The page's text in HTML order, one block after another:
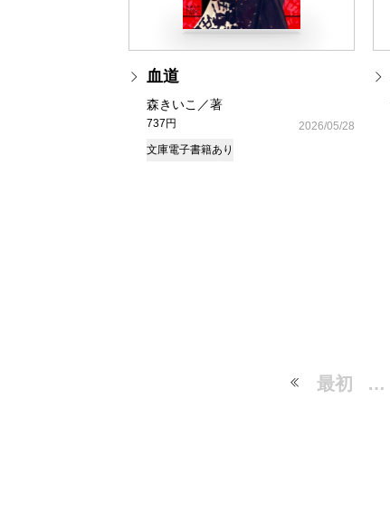
血道
森きいこ／著
737円
2026/05/28
文庫電子書籍あり
最初 …